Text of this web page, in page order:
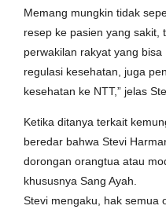
Memang mungkin tidak
resep ke pasien yang sakit,
perwakilan rakyat yang
regulasi kesehatan, juga
kesehatan ke NTT,” jelas
Ketika ditanya terkait
beredar bahwa Stevi
dorongan orangtua atau
khususnya Sang Ayah.
Stevi mengaku, hak semua